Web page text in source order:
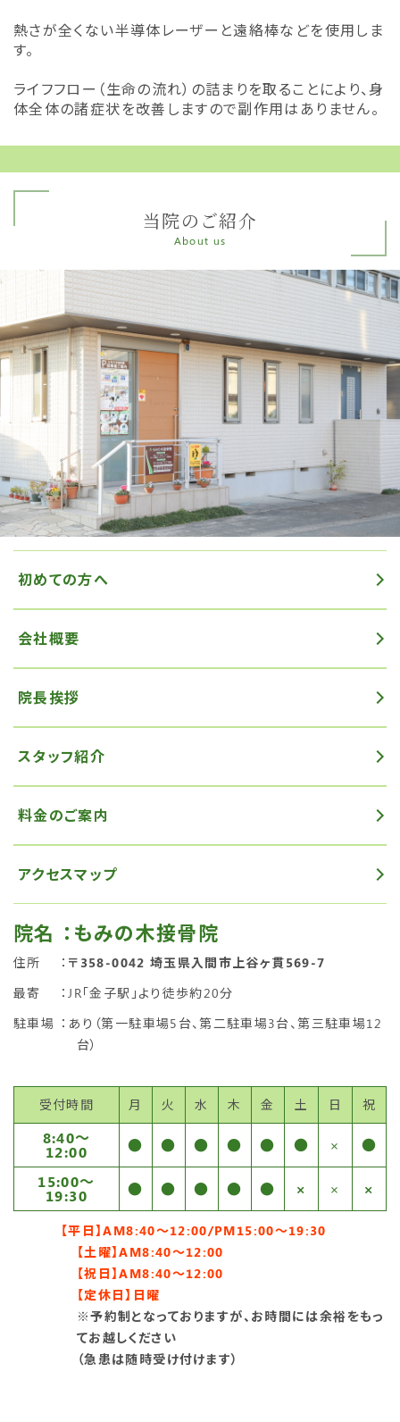
熱さが全くない半導体レーザーと遠絡棒などを使用しま
す。
ライフフロー（生命の流れ）の詰まりを取ることにより、身
体全体の諸症状を改善しますので副作用はありません。
当院のご紹介
About us
初めての方へ
会社概要
院長挨拶
スタッフ紹介
料金のご案内
アクセスマップ
院名 ：もみの木接骨院
住所 ： 〒358-0042 埼玉県入間市上谷ヶ貫569-7
最寄
：JR「金子駅」より徒歩約20分
駐車場 ：あり（第一駐車場5台、第二駐車場3台、第三駐車場12
台）
受付時間 月 火 水 木 金 土 日 祝
8:40〜
12:00 ● ● ● ● ● ● ×
●
15:00〜
19:30 ● ● ● ● ● × × ×
【平日】AM8:40〜12:00/PM15:00〜19:30
【土曜】AM8:40〜12:00
【祝日】AM8:40〜12:00
【定休日】日曜
※予約制となっておりますが、お時間には余裕をもっ
てお越しください
（急患は随時受け付けます）